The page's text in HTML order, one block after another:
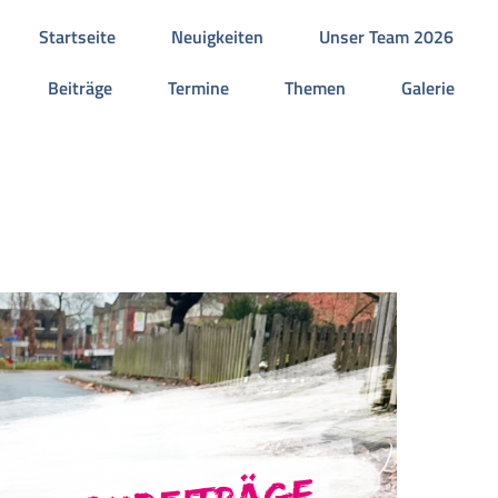
Startseite Neuigkeiten
Unser Team 2026
Beiträge
Termine Themen Galerie